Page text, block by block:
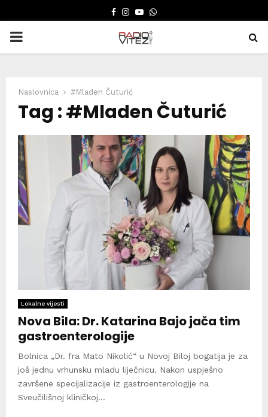
FACEBOOK
INSTAGRAM
YOUTUBE
WHATSAPP
PRIMARY
Naslovnica #Mladen Čuturić
Tag : #Mladen Čuturić
Lokalne vijesti
Nova Bila: Dr. Katarina Bajo jača tim
gastroenterologije
Bolnica „Dr. fra Mato Nikolić“ u Novoj Biloj bogatija je za
još jednu vrhunsku mladu liječnicu. Nakon uspješno
završene specijalizacije iz gastroenterologije na
Sveučilišnoj kliničkoj...